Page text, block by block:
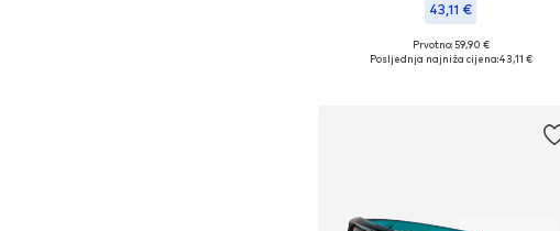
43,11 €
+ 9
Dostupne veličine: Einheitsgröße
Prvotno: 59,90 €
Posljednja najniža cijena:43,11 €